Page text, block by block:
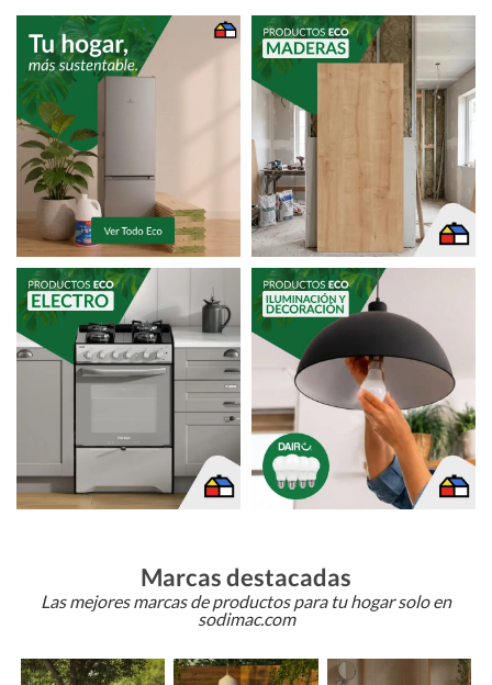
Marcas destacadas
Las mejores marcas de productos para tu hogar solo en
sodimac.com